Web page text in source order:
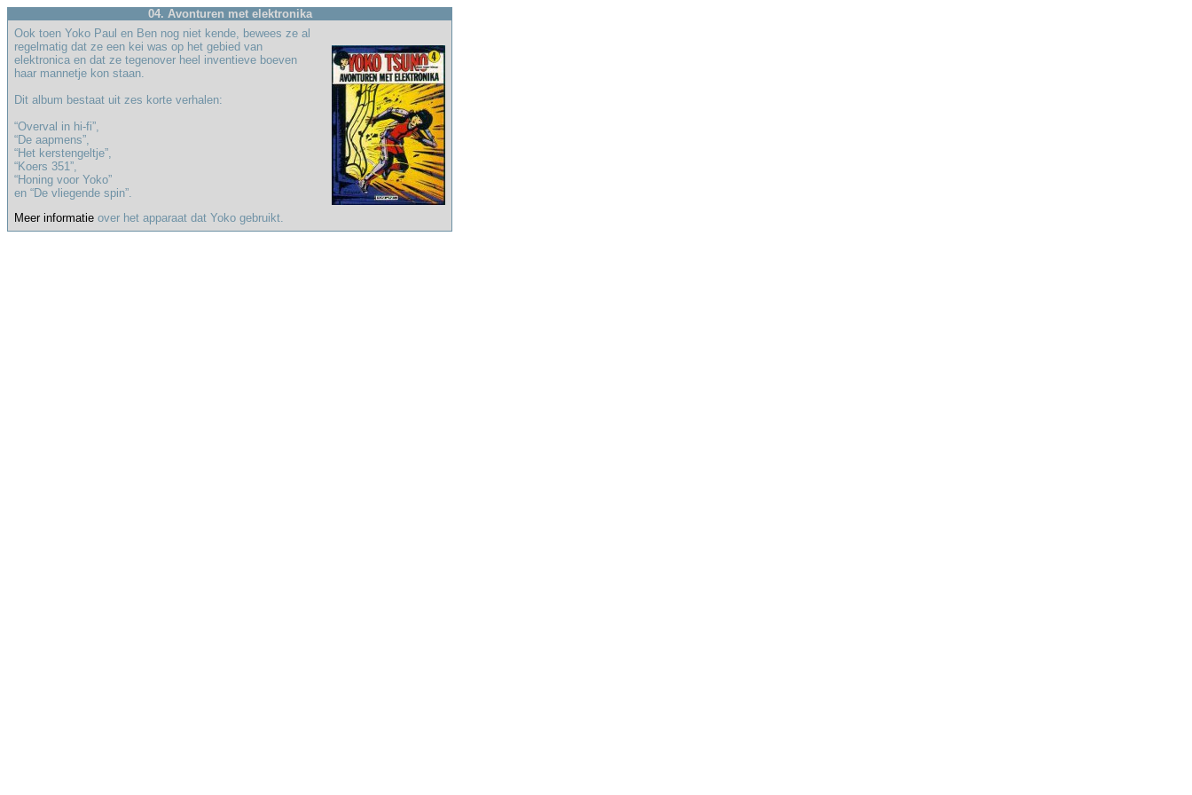
04. Avonturen met elektronika
Ook toen Yoko Paul en Ben nog niet kende, bewees ze al
regelmatig dat ze een kei was op het gebied van
elektronica en dat ze tegenover heel inventieve boeven
haar mannetje kon staan.
Dit album bestaat uit zes korte verhalen:
“Overval in hi-fi”,
“De aapmens”,
“Het kerstengeltje”,
“Koers 351”,
“Honing voor Yoko”
en “De vliegende spin”.
Meer informatie over het apparaat dat Yoko gebruikt.